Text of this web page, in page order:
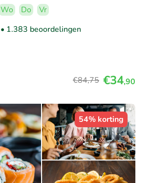
Wo Do
Vr
• 1.383 beoordelingen
€84,75 €34,90
54% korting